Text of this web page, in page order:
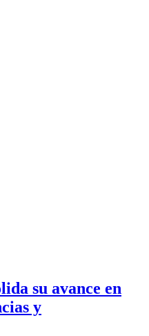
su avance en
y